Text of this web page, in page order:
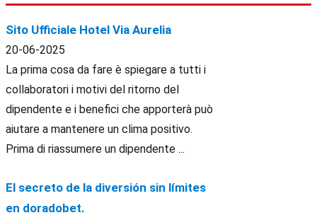
Sito Ufficiale Hotel Via Aurelia
20-06-2025
La prima cosa da fare è spiegare a tutti i
collaboratori i motivi del ritorno del
dipendente e i benefici che apporterà può
aiutare a mantenere un clima positivo.
Prima di riassumere un dipendente ...
El secreto de la diversión sin límites
en doradobet.